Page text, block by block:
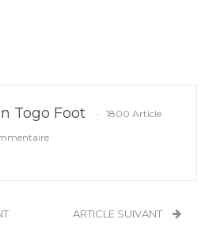
Togo Foot
1800 Article
ARTICLE SUIVANT